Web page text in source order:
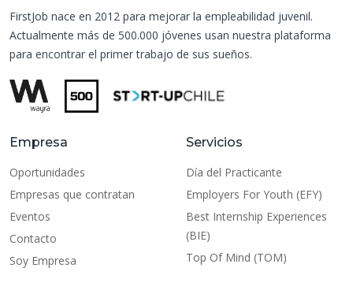
FirstJob nace en 2012 para mejorar la empleabilidad juvenil.
Actualmente más de 500.000 jóvenes usan nuestra plataforma
para encontrar el primer trabajo de sus sueños.
Empresa
Oportunidades
Empresas que contratan
Eventos
Contacto
Soy Empresa
Servicios
Día del Practicante
Employers For Youth (EFY)
Best Internship Experiences
(BIE)
Top Of Mind (TOM)